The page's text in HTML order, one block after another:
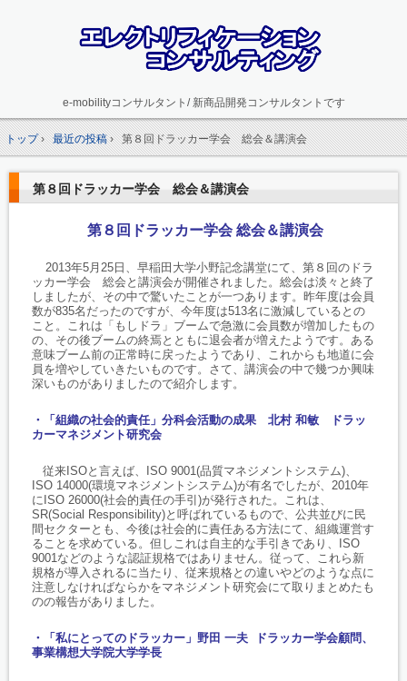
e-mobilityコンサルタント/ 新商品開発コンサルタントです
トップ› 最近の投稿› 第８回ドラッカー学会 総会＆講演会
第８回ドラッカー学会 総会＆講演会
第８回ドラッカー学会 総会＆講演会
2013年5月25日、早稲田大学小野記念講堂にて、第８回のドラ
ッカー学会 総会と講演会が開催されました。総会は淡々と終了
しましたが、その中で驚いたことが一つあります。昨年度は会員
数が835名だったのですが、今年度は513名に激減しているとの
こと。これは「もしドラ」ブームで急激に会員数が増加したもの
の、その後ブームの終焉とともに退会者が増えたようです。ある
意味ブーム前の正常時に戻ったようであり、これからも地道に会
員を増やしていきたいものです。さて、講演会の中で幾つか興味
深いものがありましたので紹介します。
・「組織の社会的責任」分科会活動の成果 北村 和敏 ドラッ
カーマネジメント研究会
従来ISOと言えば、ISO 9001(品質マネジメントシステム)、
ISO 14000(環境マネジメントシステム)が有名でしたが、2010年
にISO 26000(社会的責任の手引)が発行された。これは、
SR(Social Responsibility)と呼ばれているもので、公共並びに民
間セクターとも、今後は社会的に責任ある方法にて、組織運営す
ることを求めている。但しこれは自主的な手引きであり、ISO
9001などのような認証規格ではありません。従って、これら新
規格が導入されるに当たり、従来規格との違いやどのような点に
注意しなければならかをマネジメント研究会にて取りまとめたも
のの報告がありました。
・「私にとってのドラッカー」野田 一夫 ドラッカー学会顧問、
事業構想大学院大学学長